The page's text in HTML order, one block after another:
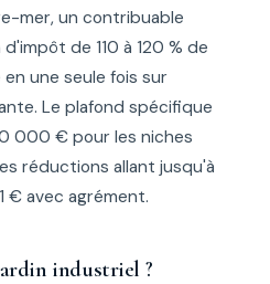
mer, un contribuable
de 110 à 120 % de
une seule fois sur
Le plafond spécifique
000 € pour les niches
réductions allant jusqu'à
€ avec agrément.
industriel ?